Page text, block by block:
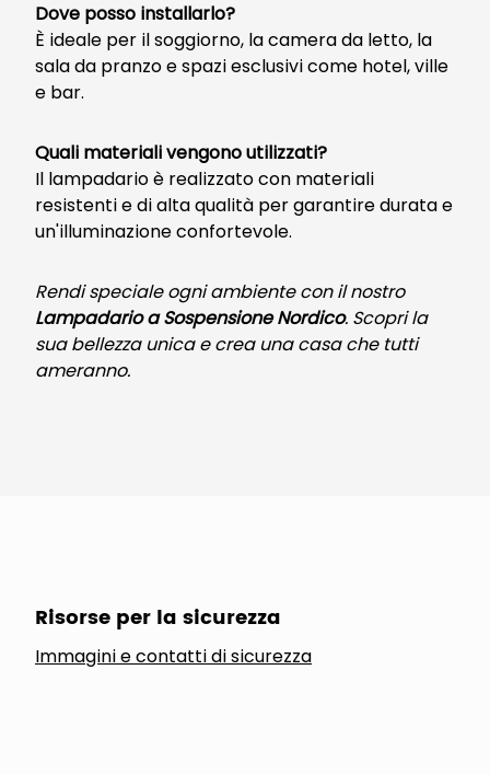
Dove posso installarlo?
È ideale per il soggiorno, la camera da letto, la
sala da pranzo e spazi esclusivi come hotel, ville
e bar.
Quali materiali vengono utilizzati?
Il lampadario è realizzato con materiali
resistenti e di alta qualità per garantire durata e
un'illuminazione confortevole.
Rendi speciale ogni ambiente con il nostro
Lampadario a Sospensione Nordico. Scopri la
sua bellezza unica e crea una casa che tutti
ameranno.
Risorse per la sicurezza
Immagini e contatti di sicurezza